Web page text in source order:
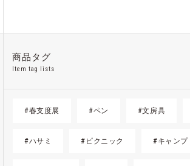
商品タグ
Item tag lists
#春支度展 #ペン #文房具
#ハサミ #ピクニック #キャンプ